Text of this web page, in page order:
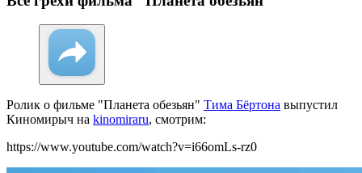
Ролик о фильме "Планета обезьян" Тима Бёртона выпустил
Киномирыч на kinomiraru, смотрим:
https://www.youtube.com/watch?v=i66omLs-rz0